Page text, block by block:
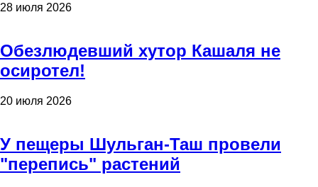
28 июля 2026
Обезлюдевший хутор Кашаля не
осиротел!
20 июля 2026
У пещеры Шульган-Таш провели
"перепись" растений